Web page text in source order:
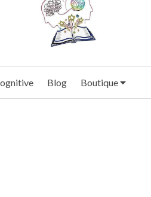
Blog Boutique